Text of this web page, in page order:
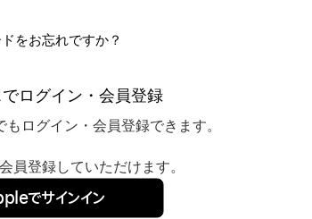
をお忘れですか？
ログイン・会員登録
ログイン・会員登録できます。
登録していただけます。
でサインイン